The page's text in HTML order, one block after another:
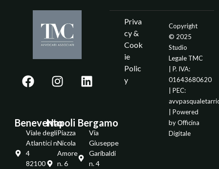
Benevento
Viale degli
Atlantici n.
4
82100 -
Napoli
Piazza
Nicola
Amore
n. 6
Bergamo
Via
Giuseppe
Garibaldi
n. 4
Priva
cy &
Cook
ie
Polic
y
Copyright
© 2025
Studio
Legale TMC
| P. IVA:
01643680620
| PEC:
| Powered
byOfficina
Digitale